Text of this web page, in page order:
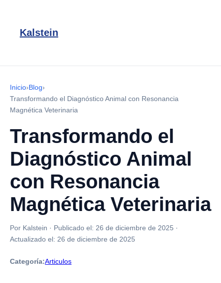
Kalstein
Inicio›Blog›
Transformando el Diagnóstico Animal con Resonancia
Magnética Veterinaria
Transformando el
Diagnóstico Animal
con Resonancia
Magnética Veterinaria
Por Kalstein · Publicado el: 26 de diciembre de 2025 ·
Actualizado el: 26 de diciembre de 2025
Categoría:Articulos